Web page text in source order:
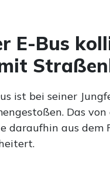
E-Bus
ist bei seiner
Das
daraufhin aus dem